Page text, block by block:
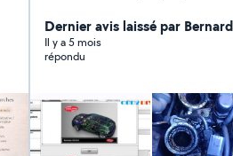
Dernier avis laissé par
Il y a 5 mois
répondu